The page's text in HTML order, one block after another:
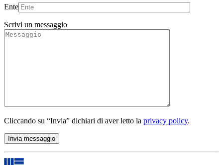
Ente
Scrivi un messaggio
Cliccando su “Invia” dichiari di aver letto la privacy policy.